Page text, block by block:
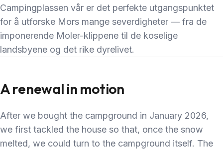
Campingplassen vår er det perfekte utgangspunktet
for å utforske Mors mange severdigheter — fra de
imponerende Moler-klippene til de koselige
landsbyene og det rike dyrelivet.
A renewal in motion
After we bought the campground in January 2026,
we first tackled the house so that, once the snow
melted, we could turn to the campground itself. The